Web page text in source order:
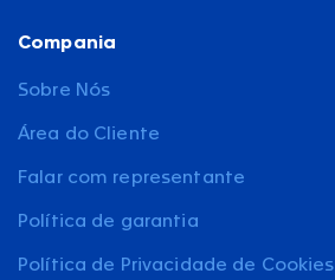
Compania
Sobre Nós
Área do Cliente
Falar com representante
Política de garantia
Política de Privacidade de Cookies